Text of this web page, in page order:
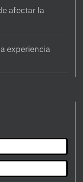
afectar la
experiencia